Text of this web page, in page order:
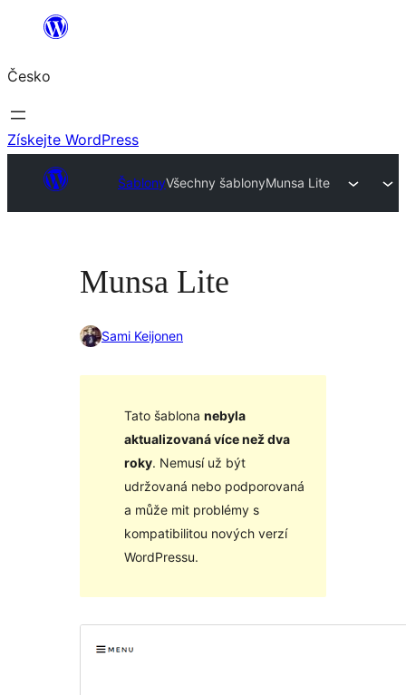
Přeskočit
obsah
Česko
Získejte WordPress
ŠablonyVšechny šablonyMunsa Lite
Munsa Lite
Sami Keijonen
Tato šablona nebyla
aktualizovaná více než dva
roky. Nemusí už být
udržovaná nebo podporovaná
a může mit problémy s
kompatibilitou nových verzí
WordPressu.